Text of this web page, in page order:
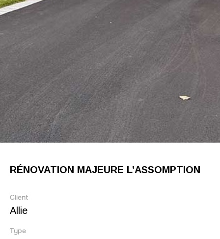
Client
Allie
Type
RÉNOVATION MAJEURE L’ASSOMPTION